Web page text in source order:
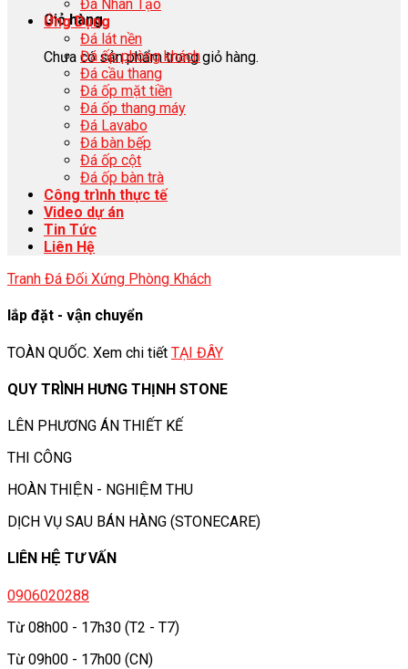
Giỏ hàng
Chưa có sản phẩm trong giỏ hàng.
Đá Nhân Tạo
Ứng Dụng
Đá lát nền
Đá ốp phòng khách
Đá cầu thang
Đá ốp mặt tiền
Đá ốp thang máy
Đá Lavabo
Đá bàn bếp
Đá ốp cột
Đá ốp bàn trà
Công trình thực tế
Video dự án
Tin Tức
Liên Hệ
Tranh Đá Đối Xứng Phòng Khách
lắp đặt - vận chuyển
TOÀN QUỐC. Xem chi tiết TẠI ĐÂY
QUY TRÌNH HƯNG THỊNH STONE
LÊN PHƯƠNG ÁN THIẾT KẾ
THI CÔNG
HOÀN THIỆN - NGHIỆM THU
DỊCH VỤ SAU BÁN HÀNG (STONECARE)
LIÊN HỆ TƯ VẤN
0906020288
Từ 08h00 - 17h30 (T2 - T7)
Từ 09h00 - 17h00 (CN)